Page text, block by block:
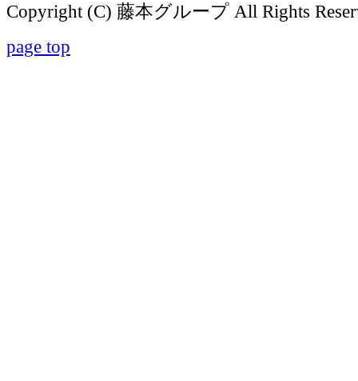
Copyright (C) 藤本グループ All Rights
page top